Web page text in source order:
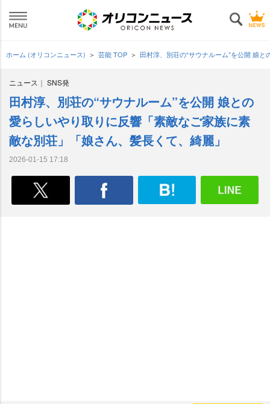
ホーム (オリコンニュース) 芸能 TOP 田村淳、別荘の“サウナルーム”を公開 娘
ニュース SNS発
田村淳、別荘の“サウナルーム”を公開 娘との
愛らしいやり取りに反響「素敵なご家族に素
敵な別荘」「娘さん、髪長くて、綺麗」
2026-01-15 17:18